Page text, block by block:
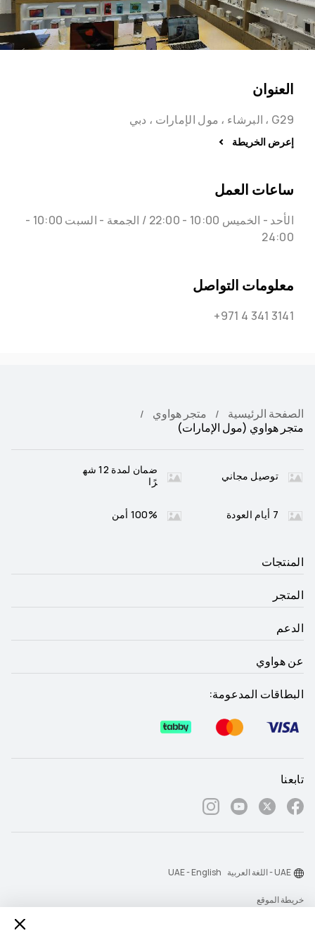
العنوان
G29 ، البرشاء ، مول الإمارات ، دبي
إعرض الخريطة
ساعات العمل
الأحد - الخميس 10:00 - 22:00 / الجمعة - السبت 10:00 -
24:00
معلومات التواصل
+971 4 341 3141
الصفحة الرئيسية
متجر هواوي
متجر هواوي (مول الإمارات)
توصيل مجاني
ضمان لمدة 12 شه
رًا
7 أيام العودة 100% أمن
المنتجات
المتجر
الدعم
عن هواوي
البطاقات المدعومة:
تابعنا
خريطة الموقع
UAE - اللغة العربية UAE - English